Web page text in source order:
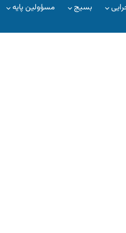
بسیج مسؤولین پایه